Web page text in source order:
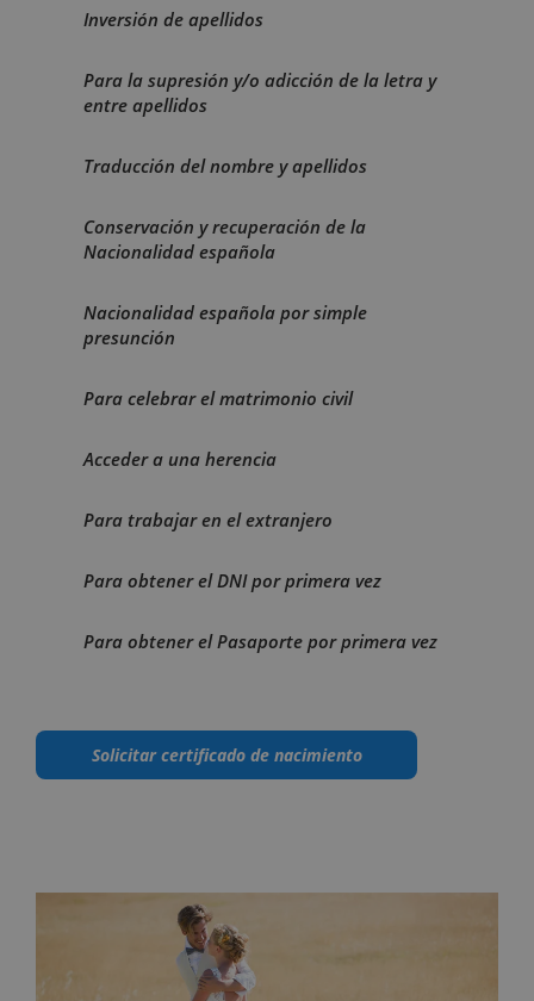
Inversión de apellidos
Para la supresión y/o adicción de la letra y
entre apellidos
Traducción del nombre y apellidos
Conservación y recuperación de la
Nacionalidad española
Nacionalidad española por simple
presunción
Para celebrar el matrimonio civil
Acceder a una herencia
Para trabajar en el extranjero
Para obtener el DNI por primera vez
Para obtener el Pasaporte por primera vez
Solicitar certificado de nacimiento